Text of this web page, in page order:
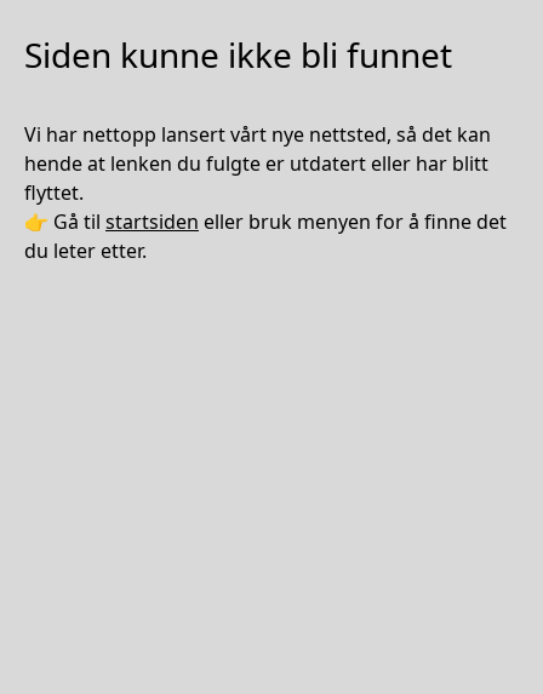
Siden kunne ikke bli funnet
Vi har nettopp lansert vårt nye nettsted, så det kan
hende at lenken du fulgte er utdatert eller har blitt
flyttet.
👉 Gå til startsiden eller bruk menyen for å finne det
du leter etter.